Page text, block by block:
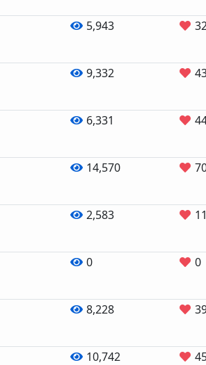
5,943
9,332
6,331
14,570
2,583
0 0
8,228
10,742